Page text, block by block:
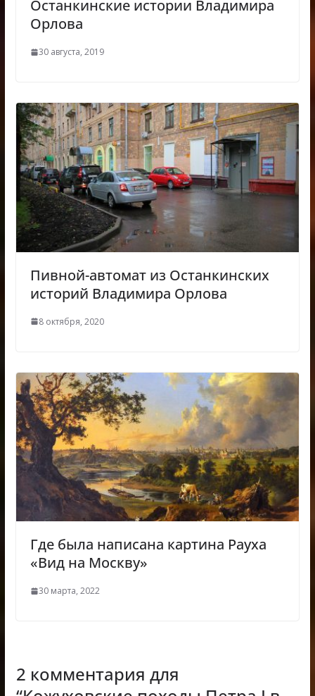
Останкинские истории Владимира
Орлова
30 августа, 2019
Пивной-автомат из Останкинских
историй Владимира Орлова
8 октября, 2020
Где была написана картина Рауха
«Вид на Москву»
30 марта, 2022
2 комментария для